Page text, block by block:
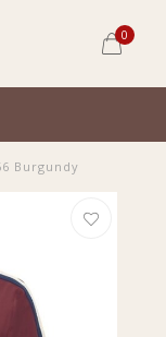
0
Burgundy